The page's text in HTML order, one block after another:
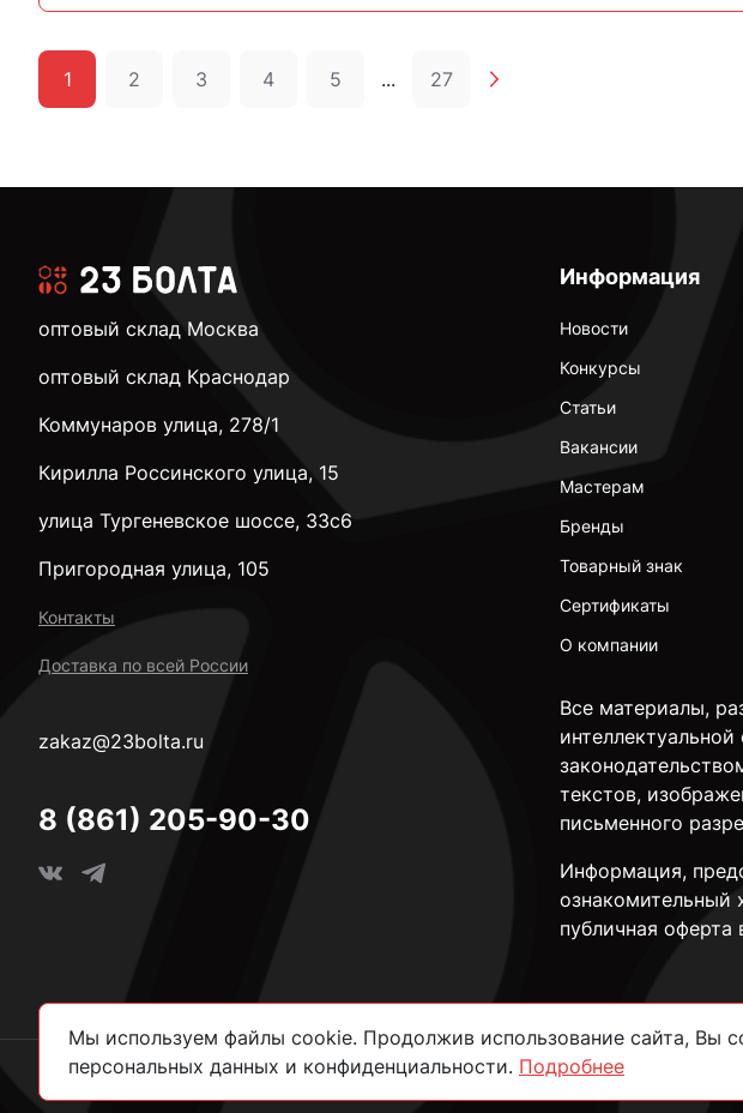
1 2 3 4 5 ... 27
Информация
Новости
Конкурсы
Статьи
Вакансии
Мастерам
Бренды
Товарный знак
Сертификаты
О компании
Все материалы,
текстов,
письменного
Информация,
ознакомительный
публичная оферта
оптовый склад Москва
оптовый склад Краснодар
Коммунаров улица, 278/1
Кирилла Россинского улица, 15
улица Тургеневское шоссе, 33с6
Пригородная улица, 105
Контакты
Доставка по всей России
zakaz@23bolta.ru
8 (861) 205-90-30
Мы используем файлы cookie. Продолжив использование сайта, Вы
персональных данных и конфиденциальности. Подробнее